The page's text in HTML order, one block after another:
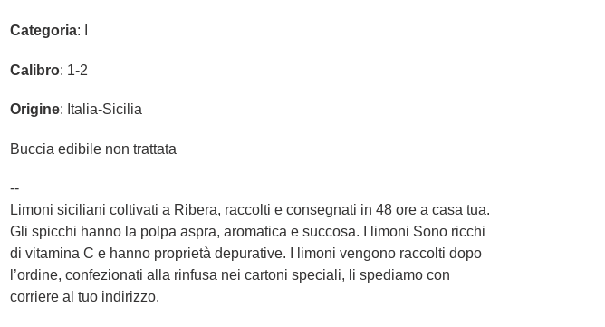
Categoria: I
Calibro: 1-2
Origine: Italia-Sicilia
Buccia edibile non trattata
--
Limoni siciliani coltivati a Ribera, raccolti e consegnati in 48 ore a casa tua.
Gli spicchi hanno la polpa aspra, aromatica e succosa. I limoni Sono ricchi
di vitamina C e hanno proprietà depurative. I limoni vengono raccolti dopo
l’ordine, confezionati alla rinfusa nei cartoni speciali, li spediamo con
corriere al tuo indirizzo.